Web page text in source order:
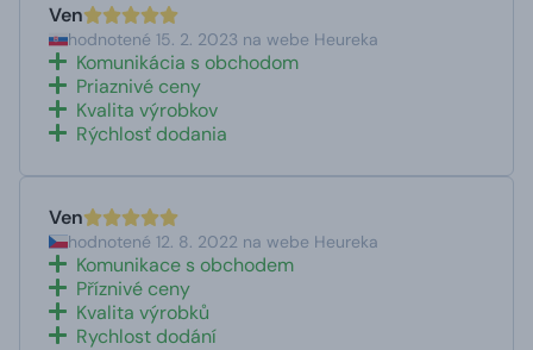
Ven
hodnotené 15. 2. 2023 na webe Heureka
Komunikácia s obchodom
Priaznivé ceny
Kvalita výrobkov
Rýchlosť dodania
Ven
hodnotené 12. 8. 2022 na webe Heureka
Komunikace s obchodem
Příznivé ceny
Kvalita výrobků
Rychlost dodání